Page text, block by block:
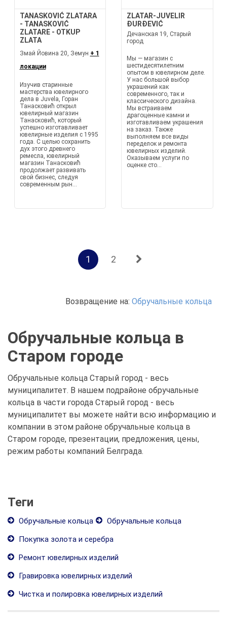
TANASKOVIĆ ZLATARA
- TANASKOVIĆ
ZLATARE - OTKUP
ZLATA
Змай Йовина 20, Земун + 1
локации
Изучив старинные
мастерства ювелирного
дела в Juvela, Горан
Танасковић открыл
ювелирный магазин
Танасковић, который
успешно изготавливает
ювелирные изделия с 1995
года. С целью сохранить
дух этого древнего
ремесла, ювелирный
магазин Танасковић
продолжает развивать
свой бизнес, следуя
современным рын...
ZLATAR-JUVELIR
ĐURĐEVIĆ
Дечанская 19, Старый
город
Мы — магазин с
шестидесятилетним
опытом в ювелирном деле.
У нас большой выбор
украшений как
современного, так и
классического дизайна.
Мы встраиваем
драгоценные камни и
изготавливаем украшения
на заказ. Также
выполняем все виды
переделок и ремонта
ювелирных изделий.
Оказываем услуги по
оценке сто...
1 2
Возвращение на: Обручальные кольца
Обручальные кольца в
Старом городе
Обручальные кольца Старый город - весь
муниципалитет. В нашем подрайоне обручальные
кольца в части города Старый город - весь
муниципалитет вы можете найти всю информацию и
компании в этом районе обручальные кольца в
Старом городе, презентации, предложения, цены,
режим работы компаний Белграда.
Теги
Обручальные кольца
Обручальные кольца
Покупка золота и серебра
Ремонт ювелирных изделий
Гравировка ювелирных изделий
Чистка и полировка ювелирных изделий